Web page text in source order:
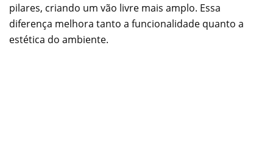
pilares, criando um vão livre mais amplo. Essa
diferença melhora tanto a funcionalidade quanto a
estética do ambiente.